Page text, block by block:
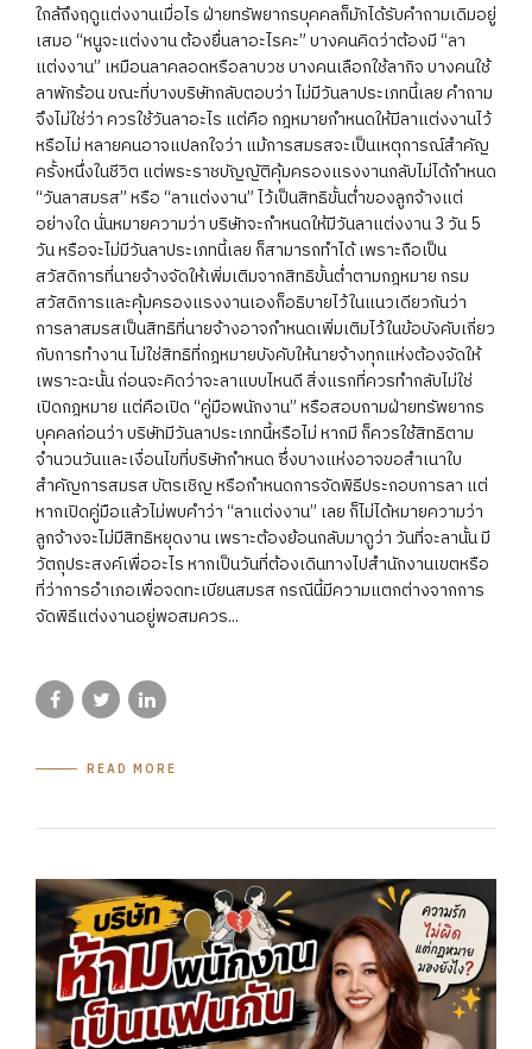
ใกล้ถึงฤดูแต่งงานเมื่อไร ฝ่ายทรัพยากรบุคคลก็มักได้รับคำถามเดิมอยู่
เสมอ “หนูจะแต่งงาน ต้องยื่นลาอะไรคะ” บางคนคิดว่าต้องมี “ลา
แต่งงาน” เหมือนลาคลอดหรือลาบวช บางคนเลือกใช้ลากิจ บางคนใช้
ลาพักร้อน ขณะที่บางบริษัทกลับตอบว่า ไม่มีวันลาประเภทนี้เลย คำถาม
จึงไม่ใช่ว่า ควรใช้วันลาอะไร แต่คือ กฎหมายกำหนดให้มีลาแต่งงานไว้
หรือไม่ หลายคนอาจแปลกใจว่า แม้การสมรสจะเป็นเหตุการณ์สำคัญ
ครั้งหนึ่งในชีวิต แต่พระราชบัญญัติคุ้มครองแรงงานกลับไม่ได้กำหนด
“วันลาสมรส” หรือ “ลาแต่งงาน” ไว้เป็นสิทธิขั้นต่ำของลูกจ้างแต่
อย่างใด นั่นหมายความว่า บริษัทจะกำหนดให้มีวันลาแต่งงาน 3 วัน 5
วัน หรือจะไม่มีวันลาประเภทนี้เลย ก็สามารถทำได้ เพราะถือเป็น
สวัสดิการที่นายจ้างจัดให้เพิ่มเติมจากสิทธิขั้นต่ำตามกฎหมาย กรม
สวัสดิการและคุ้มครองแรงงานเองก็อธิบายไว้ในแนวเดียวกันว่า
การลาสมรสเป็นสิทธิที่นายจ้างอาจกำหนดเพิ่มเติมไว้ในข้อบังคับเกี่ยว
กับการทำงาน ไม่ใช่สิทธิที่กฎหมายบังคับให้นายจ้างทุกแห่งต้องจัดให้
เพราะฉะนั้น ก่อนจะคิดว่าจะลาแบบไหนดี สิ่งแรกที่ควรทำกลับไม่ใช่
เปิดกฎหมาย แต่คือเปิด “คู่มือพนักงาน” หรือสอบถามฝ่ายทรัพยากร
บุคคลก่อนว่า บริษัทมีวันลาประเภทนี้หรือไม่ หากมี ก็ควรใช้สิทธิตาม
จำนวนวันและเงื่อนไขที่บริษัทกำหนด ซึ่งบางแห่งอาจขอสำเนาใบ
สำคัญการสมรส บัตรเชิญ หรือกำหนดการจัดพิธีประกอบการลา แต่
หากเปิดคู่มือแล้วไม่พบคำว่า “ลาแต่งงาน” เลย ก็ไม่ได้หมายความว่า
ลูกจ้างจะไม่มีสิทธิหยุดงาน เพราะต้องย้อนกลับมาดูว่า วันที่จะลานั้น มี
วัตถุประสงค์เพื่ออะไร หากเป็นวันที่ต้องเดินทางไปสำนักงานเขตหรือ
ที่ว่าการอำเภอเพื่อจดทะเบียนสมรส กรณีนี้มีความแตกต่างจากการ
จัดพิธีแต่งงานอยู่พอสมควร...
READ MORE